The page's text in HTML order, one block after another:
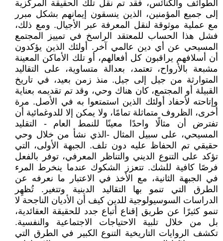
الطوائف والكنائس، فقد تم نقل تلك الحقيقة المركزية
إلى جميع المؤمنين، الذين ينسقون إيمانهم بشكل مبرر
مع عملية موثوقة لنقل المعرفة عبر الأجيال. ومع ذلك،
فشل هذا الحساب للمعتقد الراسخ في تمييز المجتمع
المسيحي عن أي دين عالمي آخر. أولئك الذين يؤكدون
أن أسلافهم يراقبون كل أفعالهم، أو تلك الأماكن المعينة
مشبعة بالأرواح، تعتمد، بعدالة متساوية، على التقاليد
المتوارثة من جيل إلى جيل. منذ زمن بعيد، في تاريخ
القبيلة أو المجتمع، كان هناك وحي، وقد تم تقديمه بعناية
وإتاحته لأحفاد أولئك الذين استمتعوا به في الأصل. مرة
أخرى، الظروف متماثلة تمامًا، ولا يمكن إلا للدوغمائية أن
تفترض أن مثالًا واحدًا معينًا للنمط العام - التقليد
المسيحي، على سبيل المثال -الذي نشأ من خلال وحي
حقيقي تم الحفاظ عليه دون تلف. الجبهة الأولى، التي
تؤكد على التنوع الديني والتناظر المعرفي، توفر بالفعل
فرصًا كافية للشك. تتعزز الشكوك عندما ينخرط المرء
في الجبهة الثانية، مع الأخذ في الاعتبار ما نعرفه عن
الطرق التي تنمو بها التقاليد الدينية وتتغير. تُظهِر
الدراسات السوسيولوجية للدين كيف أن الأديان الناجحة لا
تنمو كثيرًا عن طريق إقناع أتباع جدد للحقيقة العقائدية،
بل من خلال تلبية الاحتياجات الاجتماعية والنفسية.
تكشف الروايات التاريخية التنوع الكبير في الطرق التي